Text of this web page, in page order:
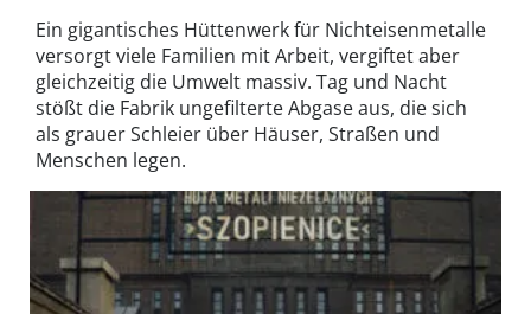
Ein gigantisches Hüttenwerk für Nichteisenmetalle
versorgt viele Familien mit Arbeit, vergiftet aber
gleichzeitig die Umwelt massiv. Tag und Nacht
stößt die Fabrik ungefilterte Abgase aus, die sich
als grauer Schleier über Häuser, Straßen und
Menschen legen.